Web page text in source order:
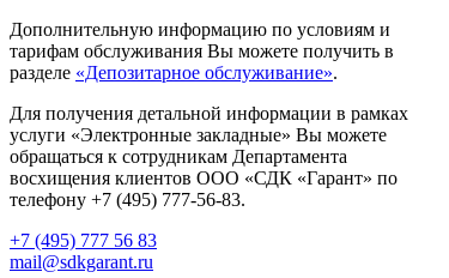
Дополнительную информацию по условиям и
тарифам обслуживания Вы можете получить в
разделе «Депозитарное обслуживание».
Для получения детальной информации в рамках
услуги «Электронные закладные» Вы можете
обращаться к сотрудникам Департамента
восхищения клиентов ООО «СДК «Гарант» по
телефону +7 (495) 777-56-83.
+7 (495) 777 56 83
mail@sdkgarant.ru